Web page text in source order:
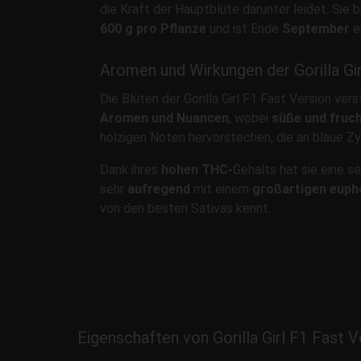
die Kraft der Hauptblüte darunter leidet. Sie
600 g pro Pflanze und ist Ende September
Aromen und Wirkungen der Gorilla
Die Blüten der Gorilla Girl F1 Fast Version
Aromen und Nuancen, wobei süße und
holzigen Noten hervorstechen, die an blaue
Dank ihres hohen THC-Gehalts hat sie eine
sehr aufregend mit einem großartigen
von den besten Sativas kennt.
Eigenschaften von Gorilla Girl F1 Fast